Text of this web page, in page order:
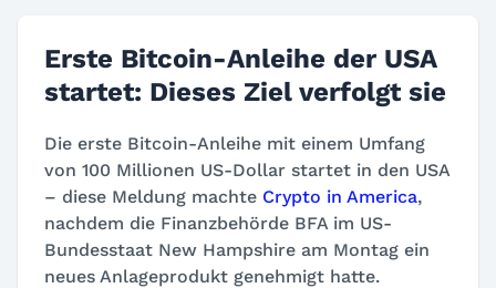
Erste Bitcoin-Anleihe der USA
startet: Dieses Ziel verfolgt sie
Die erste Bitcoin-Anleihe mit einem Umfang
von 100 Millionen US-Dollar startet in den USA
– diese Meldung machte Crypto in America,
nachdem die Finanzbehörde BFA im US-
Bundesstaat New Hampshire am Montag ein
neues Anlageprodukt genehmigt hatte.